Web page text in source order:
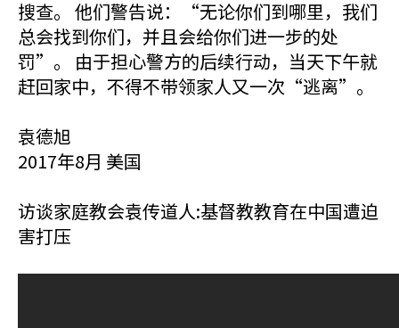
搜查。 他们警告说：“无论你们到哪里，我们
总会找到你们，并且会给你们进一步的处
罚”。 由于担心警方的后续行动，当天下午就
赶回家中，不得不带领家人又一次“逃离”。
袁德旭
2017年8月 美国
访谈家庭教会袁传道人:基督教教育在中国遭迫
害打压